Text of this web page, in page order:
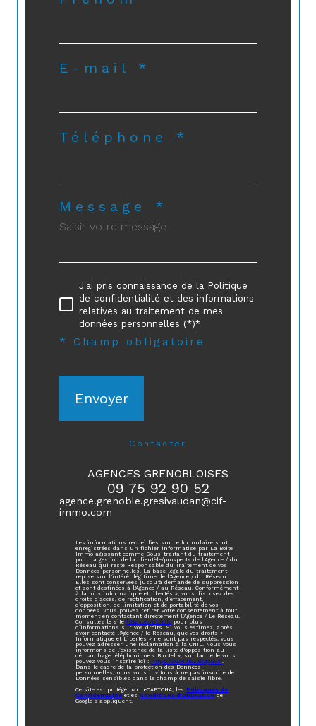
E-mail *
Téléphone *
Message *
J'ai pris connaissance de la Politique
de confidentialité et des informations
relatives au traitement de mes
données personnelles (*)*
* Champ obligatoire
Envoyer
contacter
AGENCES GRENOBLOISES
09 75 92 90 52
agence.grenoble.gresivaudan@cif-
immo.com
Les informations recueillies sur ce formulaire sont
enregistrées dans un fichier informatisé par La Boite
Immo agissant comme Sous-traitant du traitement
pour la gestion de la clientèle/prospects de l'Agence / du
Réseau qui reste Responsable du Traitement de vos
Données personnelles. La base légale du traitement
repose sur l'intérêt légitime de l'Agence / du Réseau.
Elles sont conservées jusqu'à demande de suppression
et sont destinées à l'Agence / au Réseau. Conformément
à la loi « informatique et libertés », vous disposez des
droits d’accès, de rectification, d’effacement,
d’opposition, de limitation et de portabilité de vos
données. Vous pouvez retirer votre consentement à tout
moment en contactant directement l’Agence / Le Réseau.
Consultez le site https://cnil.fr/fr pour plus
d’informations sur vos droits. Si vous estimez, après
avoir contacté l'Agence / le Réseau, que vos droits «
Informatique et Libertés » ne sont pas respectés, vous
pouvez adresser une réclamation à la CNIL. Nous vous
informons de l’existence de la liste d'opposition au
démarchage téléphonique « Bloctel », sur laquelle vous
pouvez vous inscrire ici : https://www.bloctel.gouv.fr.
Dans le cadre de la protection des Données
personnelles, nous vous invitons à ne pas inscrire de
Données sensibles dans le champ de saisie libre.
Ce site est protégé par reCAPTCHA, lesPolitiques de
Confidentialité et esConditions d'utilisation de
Google s'appliquent.